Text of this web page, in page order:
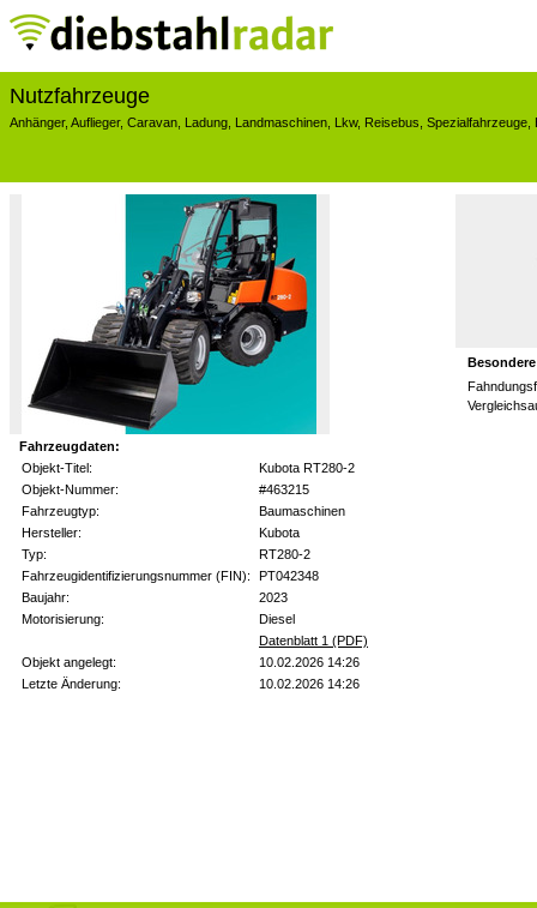
Nutzfahrzeuge
Anhänger, Auflieger, Caravan Ladung Landmaschinen Lkw, Reisebus Spezialfahrzeuge
Fahrzeugdaten:
Objekt-Titel:
Kubota RT280-2
Objekt-Nummer:
#463215
Fahrzeugtyp:
Baumaschinen
Hersteller:
Kubota
Typ:
RT280-2
Fahrzeugidentifizierungsnummer (FIN):
PT042348
Baujahr:
2023
Motorisierung:
Diesel
Datenblatt 1 (PDF)
Objekt angelegt:
10.02.2026 14:26
Letzte Änderung:
10.02.2026 14:26